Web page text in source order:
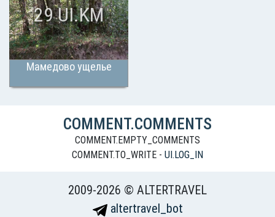
Мамедово ущелье
29 UI.KM
COMMENT.COMMENTS
COMMENT.EMPTY_COMMENTS
COMMENT.TO_WRITE - UI.LOG_IN
2009-2026 © ALTERTRAVEL
altertravel_bot